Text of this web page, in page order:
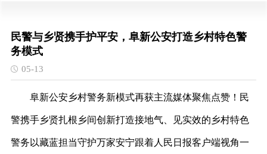
民警与乡贤携手护平安，阜新公安打造乡村特色警
务模式
05-13
阜新公安乡村警务新模式再获主流媒体聚焦点赞！民
警携手乡贤扎根乡间创新打造接地气、见实效的乡村特色
警务以藏蓝担当守护万家安宁跟着人民日报客户端视角一